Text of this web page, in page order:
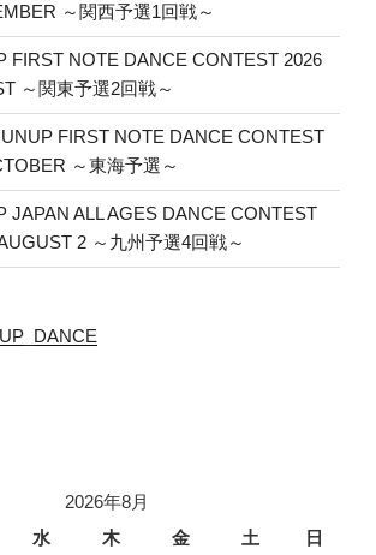
～関西予選1回戦～
FIRST NOTE DANCE CONTEST 2026
～関東予選2回戦～
FIRST NOTE DANCE CONTEST
～東海予選～
JAPAN ALL AGES DANCE CONTEST
2 ～九州予選4回戦～
2026年8月
水 木 金 土 日